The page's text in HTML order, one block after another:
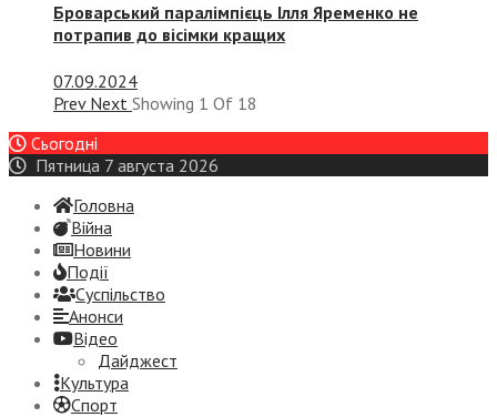
Броварський паралімпієць Ілля Яременко не
потрапив до вісімки кращих
07.09.2024
Prev Next Showing 1 Of 18
Сьогодні
Пятница 7 августа 2026
Головна
Війна
Новини
Події
Суспiльство
Анонси
Відео
Дайджест
Культура
Спорт